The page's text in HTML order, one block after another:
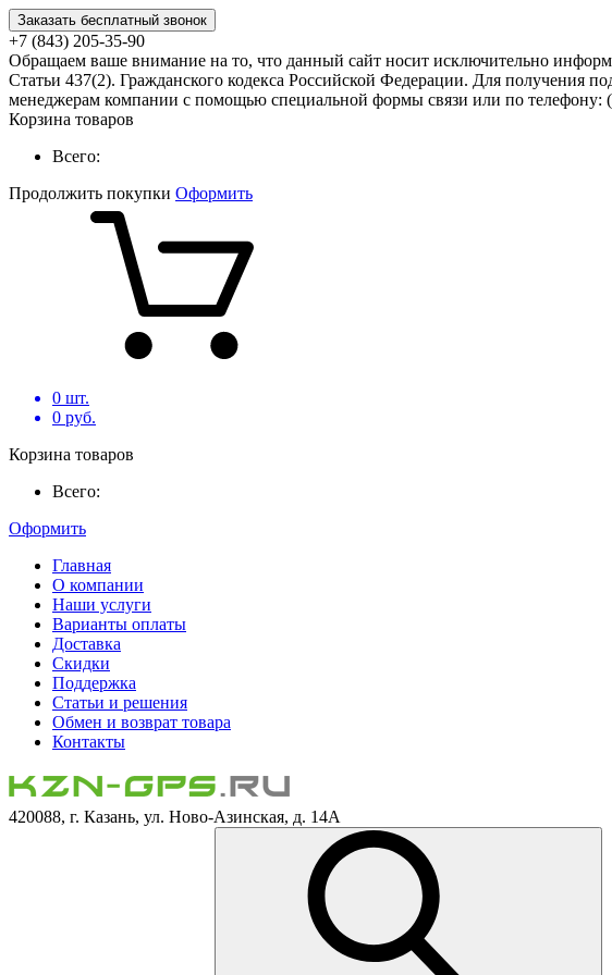
Заказать бесплатный звонок
+7 (843) 205-35-90
Обращаем ваше внимание на то, что данный сайт носит исключительно
Статьи 437(2). Гражданского кодекса Российской Федерации. Для получения
менеджерам компании с помощью специальной формы связи или по телефону:
Корзина товаров
Всего:
Продолжить покупки Оформить
0 шт.
0 руб.
Корзина товаров
Всего:
Оформить
Главная
О компании
Наши услуги
Варианты оплаты
Доставка
Скидки
Поддержка
Статьи и решения
Обмен и возврат товара
Контакты
420088, г. Казань, ул. Ново-Азинская, д. 14А